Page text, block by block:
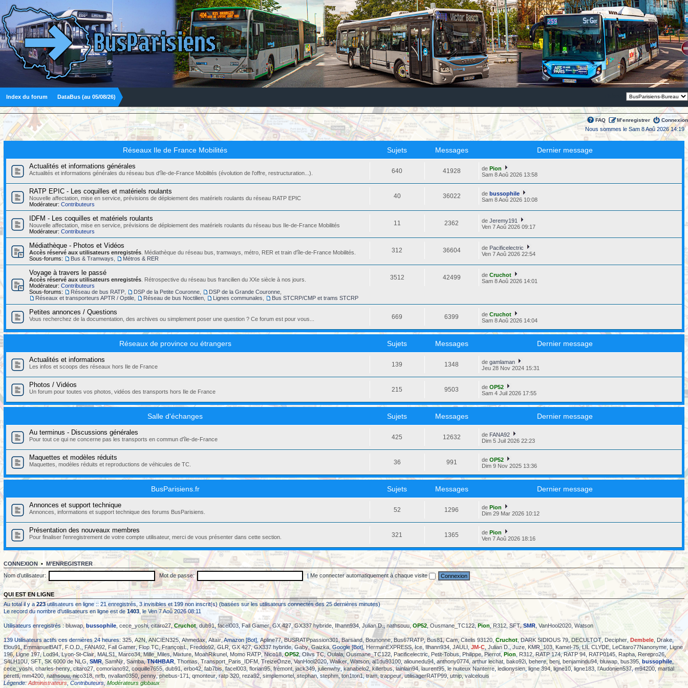
Index du forum DataBus (au 05/08/26)
FAQ M’enregistrer Connexion
Nous sommes le Sam 8 Aoû 2026 14:19
Réseaux Ile de France Mobilités Sujets Messages Dernier message
Actualités et informations générales
Actualités et informations générales du réseau bus d'île-de-France Mobilités (évolution de l'offre, restructuration...). 640 41928 dePion
Sam 8 Aoû 2026 13:58
RATP EPIC - Les coquilles et matériels roulants
Nouvelle affectation, mise en service, prévisions de déploiement des matériels roulants du réseau RATP EPIC
Modérateur: Contributeurs
40 36022 debussophile
Sam 8 Aoû 2026 10:08
IDFM - Les coquilles et matériels roulants
Nouvelle affectation, mise en service, prévisions de déploiement des matériels roulants du réseau bus Ile-de-France Mobilités
Modérateur: Contributeurs
11 2362 deJeremy191
Ven 7 Aoû 2026 09:17
Médiathèque - Photos et Vidéos
Accès réservé aux utilisateurs enregistrés . Médiathèque du réseau bus, tramways, métro, RER et train d'île-de-France Mobilités.
Sous-forums:
Bus & Tramways Métros & RER
312 36604 de Pacificelectric
Ven 7 Aoû 2026 22:54
Voyage à travers le passé
Accès réservé aux utilisateurs enregistrés . Rétrospective du réseau bus francilien du XXe siècle à nos jours.
Modérateur: Contributeurs
Sous-forums:
Réseau de bus RATP DSP de la Petite Couronne DSP de la Grande Couronne
Réseaux et transporteurs APTR / Optile
Réseau de bus Noctilien Lignes communales Bus STCRP/CMP et trams STCRP
3512 42499 deCruchot
Sam 8 Aoû 2026 14:01
Petites annonces / Questions
Vous recherchez de la documentation, des archives ou simplement poser une question ? Ce forum est pour vous... 669 6399 deCruchot
Sam 8 Aoû 2026 14:04
Réseaux de province ou étrangers Sujets Messages Dernier message
Actualités et informations
Les infos et scoops des réseaux hors Ile de France 139 1348 degamlaman
Jeu 28 Nov 2024 15:31
Photos / Vidéos
Un forum pour toutes vos photos, vidéos des transports hors Ile de France 215 9503 deOP52
Sam 4 Juil 2026 17:55
Salle d'échanges Sujets Messages Dernier message
Au terminus - Discussions générales
Pour tout ce qui ne concerne pas les transports en commun d'île-de-France 425 12632 de FANA92
Dim 5 Juil 2026 22:23
Maquettes et modèles réduits
Maquettes, modèles réduits et reproductions de véhicules de TC. 36 991 deOP52
Dim 9 Nov 2025 13:36
BusParisiens.fr Sujets Messages Dernier message
Annonces et support technique
Annonces, informations et support technique des forums BusParisiens. 52 1296 dePion
Dim 29 Mar 2026 10:12
Présentation des nouveaux membres
Pour finaliser l'enregistrement de votre compte utilisateur, merci de vous présenter dans cette section. 321 1365 dePion
Ven 7 Aoû 2026 18:16
CONNEXION • M’ENREGISTRER
Nom d’utilisateur:
Mot de passe: |Me connecter automatiquement à chaque visite
QUI EST EN LIGNE
Au total il y a 223utilisateurs en ligne :: 21 enregistrés, 3 invisibles et 199 non inscrit(s) (basées sur les utilisateurs connectés des 25 dernières minutes)
Le record du nombre d’utilisateurs en ligne est de1403, le Ven 7 Aoû 2026 08:11
Utilisateurs enregistrés : bluwap,bussophile cece_yoshi,citaro27,Cruchot dub91,facel003 Fall Gamer,GX 427 ,GX337 hybride Ilhann934 Julian D.,nathsouu OP52 Ousmane_TC122, Pion R312 SFT,SMR VanHool2020 ,Watson
139 Utilisateurs actifs ces dernières 24 heures: 325 A2N ANCIEN325,Ahmedax,Altaïr, Amazon [Bot], Apline77,BUSRATPpassion301,Barsand ,Bounonne,Bus67RATP Bus81, Cam,Citelis 93120 Cruchot,DARK SIDIOUS 79, DECULTOT Decipher ,Dembele Drake,
Elou91 ,EmmanuelBAIT,F.O.D.,FANA92 Fall Gamer,Flop TC ,FrançoisL, Freddo92 GLR, GX 427,GX337 hybride,Gaby,Gaizka , Google [Bot],HermanEXPRESS,Ice Ilhann934 JAULI JM-C Julian D. ,Juze KMR_103 Kamel-75,LIL CLYDE LeCitaro77Nanonyme, Ligne
196,Ligne 197, Lod94 ,Lyon-St-Clair MALS1 ,Marco34,Mille_Miles Mixture, MoahRikunel Momo RATP,Nico18 ,OP52, Olivs TC,Oulala, Ousmane_TC122, Pacificelectric Petit-Tobus, Philippe, Pierrot, Pion R312 ,RATP 174,RATP 94 RATP0145 Rapha Rerepro26,
S4LH10U, SFT,SK 6000 de NLG SMR, SamNjr ,Samba,TN4HBAR Thomas ,Transport_Paris_IDFM TreizeOnze,VanHool2020,Walker,Watson,al1du93100 aliounedu94,anthony0774 arthur lechat bako92i behere,benj benjamindu94 bluwap bus395 bussophile,
cece_yoshi charles-henry ,citaro27 comoriano92 coquille7655 dub91 erbo42,fab7bis,facel003 florian95 frémont jack349 ,julienwhy ,kanabelo2 ,killerbus,lainlain94 laurent95 ,le nuiteux Nanterre, ledionysien ,ligne 394 ,ligne10,ligne183 l’Audonien537,m94200 martial
peretti, mm4200 nathsouu,nico318, nrfb nvallan0350, penny,phebus-171 qmonteur ,ratp 320 reza92 simplemortel stephan stephm ,ton1ton1,tram,trappeur,utilisagerRATP99 utnip, valcelouis
Légende: Administrateurs,Contributeurs,Modérateurs globaux